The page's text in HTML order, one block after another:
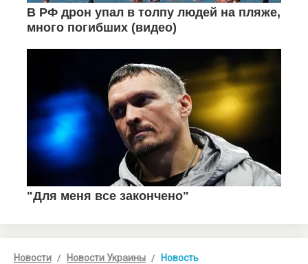
Новости Новости Украины Новость